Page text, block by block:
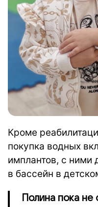
Кроме
покупка водных
имплантов, с ними
в бассейн в
Полина пока